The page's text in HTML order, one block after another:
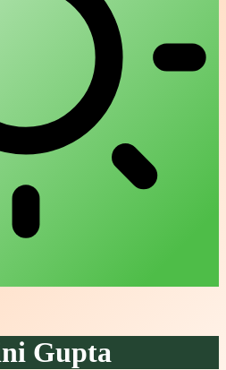
Gupta